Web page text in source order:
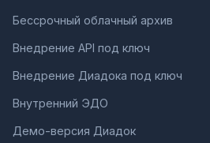
Бессрочный облачный архив
Внедрение API под ключ
Внедрение Диадока под ключ
Внутренний ЭДО
Демо-версия Диадок